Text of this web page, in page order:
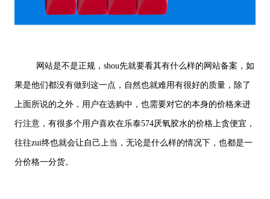
网站是不是正规，shou先就要看其有什么样的网站备案，如
果是他们都没有做到这一点，自然也就难用有很好的质量，除了
上面所说的之外，用户在选购中，也需要对它的本身的价格来进
行注意，有很多个用户喜欢在乐泰574厌氧胶水的价格上贪便宜，
往往zui终也就会让自己上当，无论是什么样的情况下，也都是一
分价格一分货。